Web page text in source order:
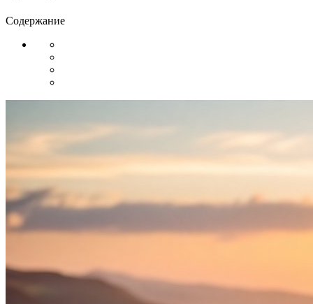
Содержание